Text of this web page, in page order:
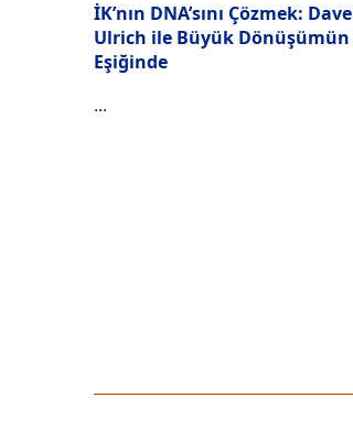
İK’nın DNA’sını Çözmek: Dave
Ulrich ile Büyük Dönüşümün
Eşiğinde
...